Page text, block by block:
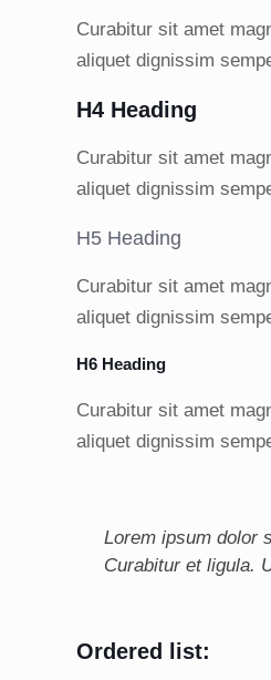
Curabitur sit amet
aliquet dignissim
H4 Heading
Curabitur sit amet
aliquet dignissim
H5 Heading
Curabitur sit amet
aliquet dignissim
H6 Heading
Curabitur sit amet
aliquet dignissim
Lorem ipsum dolor
Curabitur et ligula.
Ordered list: